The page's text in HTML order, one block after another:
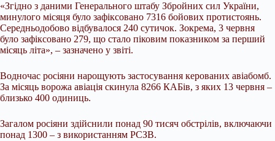
«Згідно з даними Генерального штабу Збройних сил України,
минулого місяця було зафіксовано 7316 бойових протистоянь.
Середньодобово відбувалося 240 сутичок. Зокрема, 3 червня
було зафіксовано 279, що стало піковим показником за перший
місяць літа», – зазначено у звіті.
Водночас росіяни нарощують застосування керованих авіабомб.
За місяць ворожа авіація скинула 8266 КАБів, з яких 13 червня –
близько 400 одиниць.
Загалом росіяни здійснили понад 90 тисяч обстрілів, включаючи
понад 1300 – з використанням РСЗВ.